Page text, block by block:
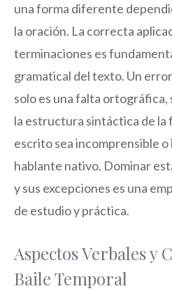
una forma diferente
la oración. La correcta
terminaciones es
gramatical del texto. Un
solo es una falta
la estructura sintáctica de la
escrito sea incomprensible
hablante nativo. Dominar
y sus excepciones es una
de estudio y práctica.
Aspectos Verbales y
Baile Temporal